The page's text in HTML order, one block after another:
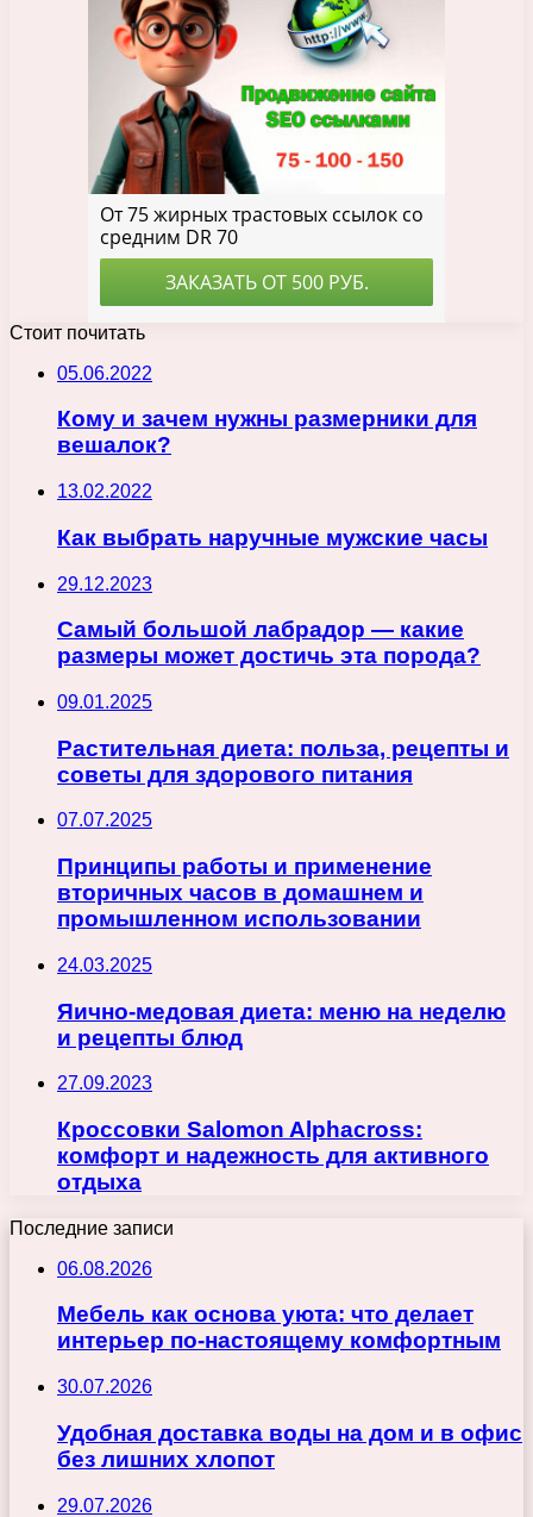
Стоит почитать
05.06.2022
Кому и зачем нужны размерники для
вешалок?
13.02.2022
Как выбрать наручные мужские часы
29.12.2023
Самый большой лабрадор — какие
размеры может достичь эта порода?
09.01.2025
Растительная диета: польза, рецепты и
советы для здорового питания
07.07.2025
Принципы работы и применение
вторичных часов в домашнем и
промышленном использовании
24.03.2025
Яично-медовая диета: меню на неделю
и рецепты блюд
27.09.2023
Кроссовки Salomon Alphacross:
комфорт и надежность для активного
отдыха
Последние записи
06.08.2026
Мебель как основа уюта: что делает
интерьер по-настоящему комфортным
30.07.2026
Удобная доставка воды на дом и в офис
без лишних хлопот
29.07.2026